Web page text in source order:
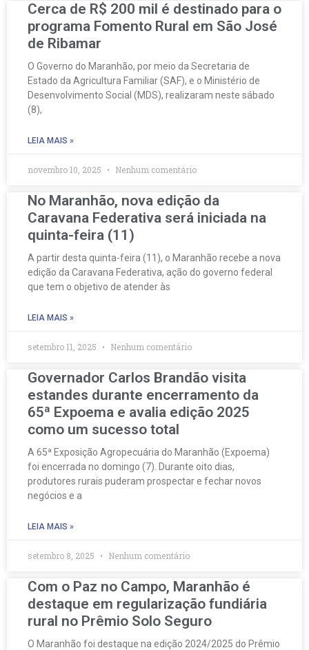
Cerca de R$ 200 mil é destinado para o
programa Fomento Rural em São José
de Ribamar
O Governo do Maranhão, por meio da Secretaria de
Estado da Agricultura Familiar (SAF), e o Ministério de
Desenvolvimento Social (MDS), realizaram neste sábado
(8),
LEIA MAIS »
novembro 10, 2025 Nenhum comentário
No Maranhão, nova edição da
Caravana Federativa será iniciada na
quinta-feira (11)
A partir desta quinta-feira (11), o Maranhão recebe a nova
edição da Caravana Federativa, ação do governo federal
que tem o objetivo de atender às
LEIA MAIS »
setembro 11, 2025 Nenhum comentário
Governador Carlos Brandão visita
estandes durante encerramento da
65ª Expoema e avalia edição 2025
como um sucesso total
A 65ª Exposição Agropecuária do Maranhão (Expoema)
foi encerrada no domingo (7). Durante oito dias,
produtores rurais puderam prospectar e fechar novos
negócios e a
LEIA MAIS »
setembro 8, 2025 Nenhum comentário
Com o Paz no Campo, Maranhão é
destaque em regularização fundiária
rural no Prêmio Solo Seguro
O Maranhão foi destaque na edição 2024/2025 do Prêmio